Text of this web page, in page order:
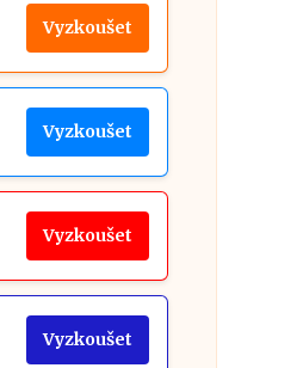
Vyzkoušet
Vyzkoušet
Vyzkoušet
Vyzkoušet